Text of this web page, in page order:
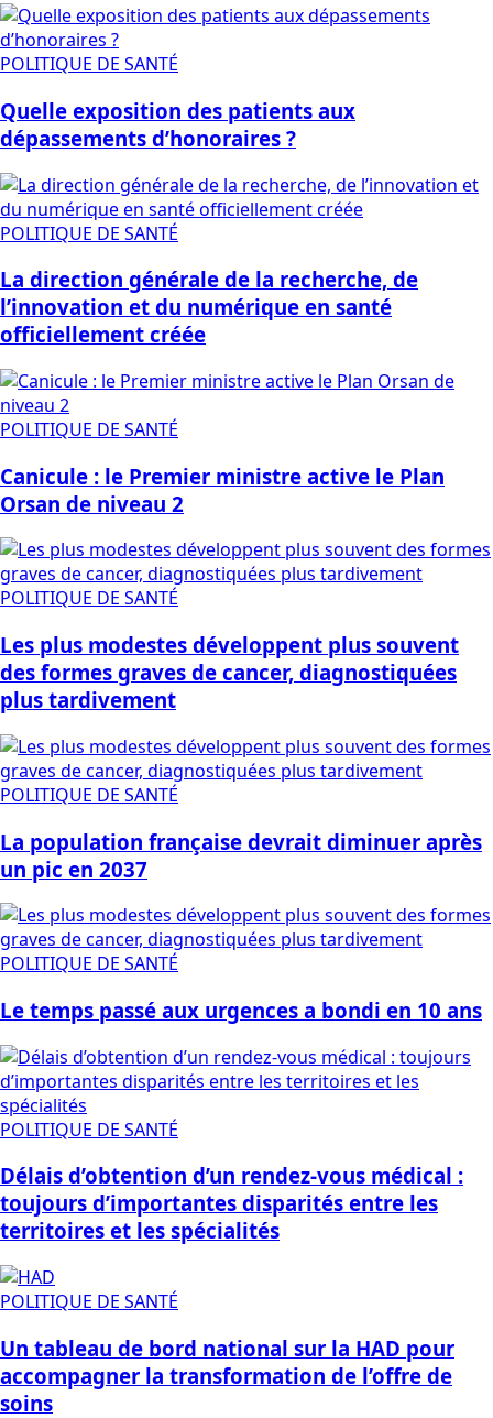
POLITIQUE DE SANTÉ
Quelle exposition des patients aux
dépassements d’honoraires ?
POLITIQUE DE SANTÉ
La direction générale de la recherche, de
l’innovation et du numérique en santé
officiellement créée
POLITIQUE DE SANTÉ
Canicule : le Premier ministre active le Plan
Orsan de niveau 2
POLITIQUE DE SANTÉ
Les plus modestes développent plus souvent
des formes graves de cancer, diagnostiquées
plus tardivement
POLITIQUE DE SANTÉ
La population française devrait diminuer après
un pic en 2037
POLITIQUE DE SANTÉ
Le temps passé aux urgences a bondi en 10 ans
POLITIQUE DE SANTÉ
Délais d’obtention d’un rendez-vous médical :
toujours d’importantes disparités entre les
territoires et les spécialités
POLITIQUE DE SANTÉ
Un tableau de bord national sur la HAD pour
accompagner la transformation de l’offre de
soins